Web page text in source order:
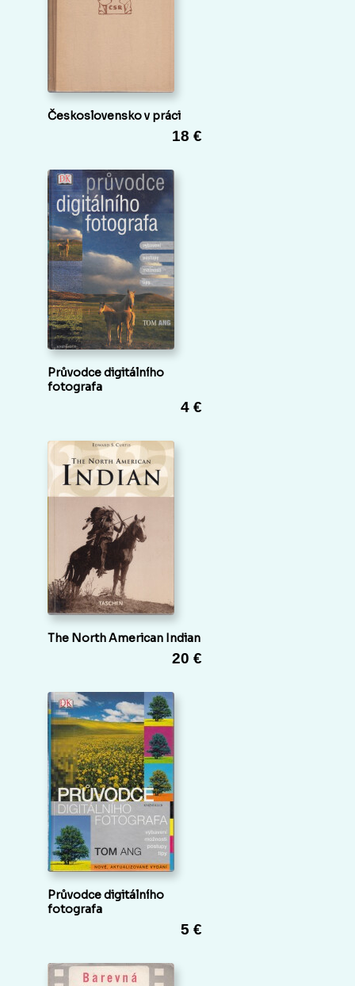
Československo v práci
18 €
Průvodce digitálního
fotografa
4 €
The North American Indian
20 €
Průvodce digitálního
fotografa
5 €